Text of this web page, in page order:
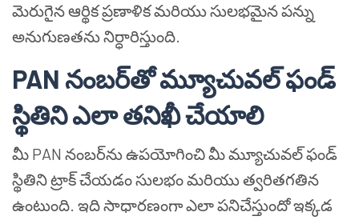
మెరుగైన ఆర్థిక ప్రణాళిక మరియు సులభమైన పన్ను
అనుగుణతను నిర్ధారిస్తుంది.
PAN నంబర్‌తో మ్యూచువల్ ఫండ్
స్థితిని ఎలా తనిఖీ చేయాలి
మీ PAN నంబర్‌ను ఉపయోగించి మీ మ్యూచువల్ ఫండ్
స్థితిని ట్రాక్ చేయడం సులభం మరియు త్వరితగతిన
ఉంటుంది. ఇది సాధారణంగా ఎలా పనిచేస్తుందో ఇక్కడ